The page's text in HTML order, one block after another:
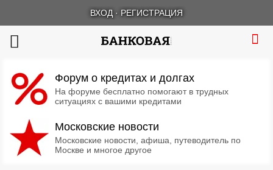
ВХОД · РЕГИСТРАЦИЯ
Форум о кредитах и долгах
На форуме бесплатно помогают в трудных
ситуациях с вашими кредитами
Московские новости
Московские новости, афиша, путеводитель по
Москве и многое другое